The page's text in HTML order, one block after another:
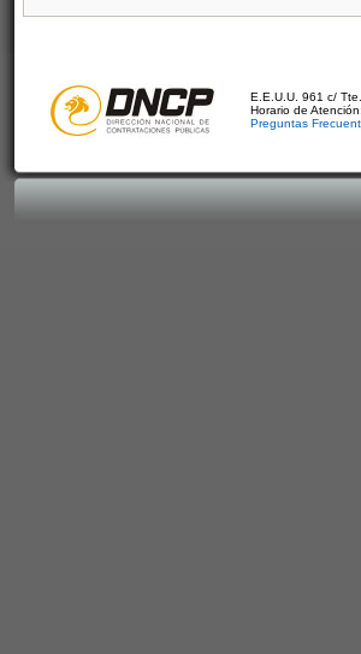
E.E.U.U. 961 c/
Horario de
Preguntas